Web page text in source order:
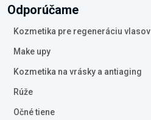
Odporúčame
Kozmetika pre regeneráciu vlasov
Make upy
Kozmetika na vrásky a antiaging
Rúže
Očné tiene